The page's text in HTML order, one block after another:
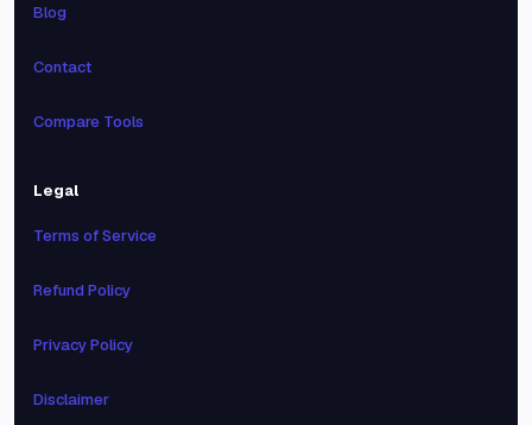
Blog
Contact
Compare Tools
Legal
Terms of Service
Refund Policy
Privacy Policy
Disclaimer